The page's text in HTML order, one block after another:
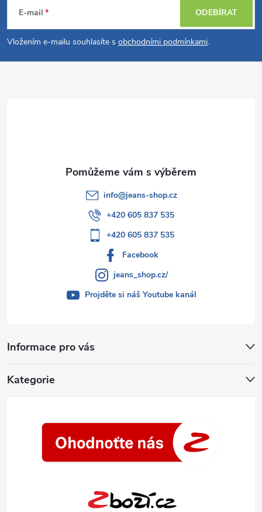
p
a
E-mail
Vložením e-mailu souhlasíte s obchodními podmínkami.
ODEBÍRAT
Informace pro vás
Kategorie
info@jeans-shop.cz
+420 605 837 535
+420 605 837 535
Facebook
jeans_shop.cz/
Projděte si náš Youtube kanál